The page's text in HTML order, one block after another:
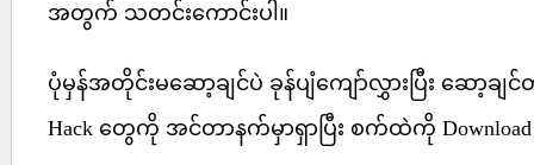
အတွက် သတင်းကောင်းပါ။
ပုံမှန်အတိုင်းမဆော့ချင်ပဲ ခုန်ပျံကျော်လွှားပြီး ဆော့
Hack တွေကို အင်တာနက်မှာရှာပြီး စက်ထဲကို